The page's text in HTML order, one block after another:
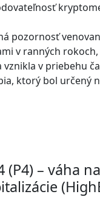
pozornosť
v ranných rokoch,
vznikla v priebehu
ktorý bol určený
(P4) – váha